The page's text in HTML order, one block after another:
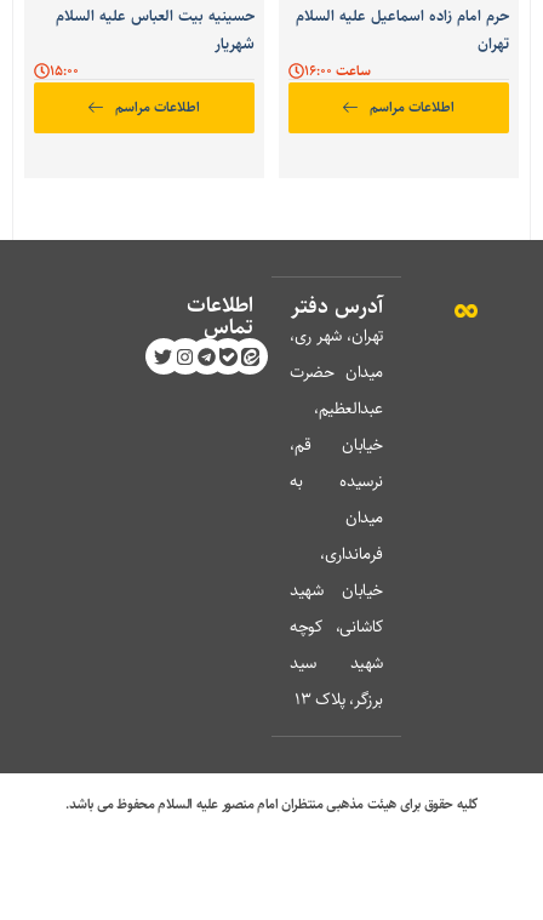
حرم امام زاده اسماعیل علیه السلام
تهران
ساعت 16:00
اطلاعات مراسم
حسینیه بیت العباس علیه السلام
شهریار
اطلاعات مراسم
آدرس دفتر
تهران، شهر ری،
میدان حضرت
عبدالعظیم،
خیابان قم،
نرسیده به
میدان
فرمانداری،
خیابان شهید
کاشانی، کوچه
شهید سید
برزگر، پلاک 13
اطلاعات
تماس
کلیه حقوق برای هیئت مذهبی منتظران امام منصور علیه السلام محفوظ می باشد.